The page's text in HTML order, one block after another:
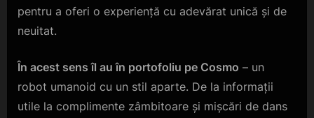
pentru a oferi o experiență cu adevărat unică și de
neuitat.
În acest sens îl au în portofoliu pe Cosmo – un
robot umanoid cu un stil aparte. De la informații
utile la complimente zâmbitoare și mișcări de dans